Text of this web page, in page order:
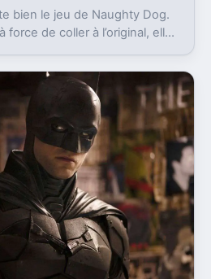
bien le jeu de Naughty Dog.
force de coller à l’original, elle